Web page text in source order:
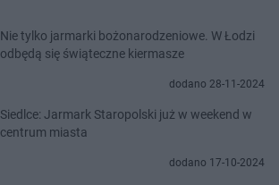
Nie tylko jarmarki bożonarodzeniowe. W Łodzi
odbędą się świąteczne kiermasze
dodano 28-11-2024
Siedlce: Jarmark Staropolski już w weekend w
centrum miasta
dodano 17-10-2024